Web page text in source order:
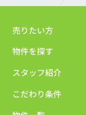
売りたい方
物件を探す
スタッフ紹介
こだわり条件